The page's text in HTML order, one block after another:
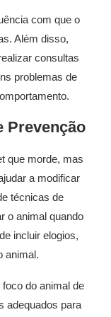
com que o
Além disso,
consultas
problemas de
Prevenção
que morde, mas
a modificar
técnicas de
o animal quando
incluir elogios,
animal.
do animal de
adequados para